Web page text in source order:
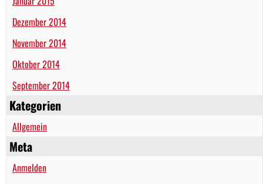
Dezember 2014
November 2014
Oktober 2014
September 2014
Kategorien
Allgemein
Meta
Anmelden